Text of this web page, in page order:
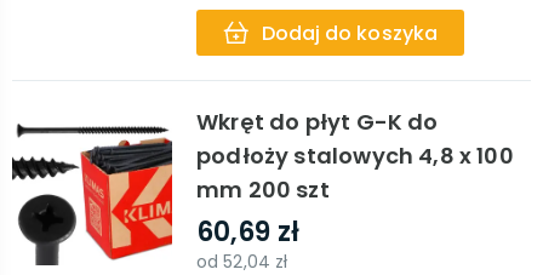
Dodaj do koszyka
Wkręt do płyt G-K do
podłoży stalowych 4,8 x 100
mm 200 szt
60,69 zł
od52,04 zł